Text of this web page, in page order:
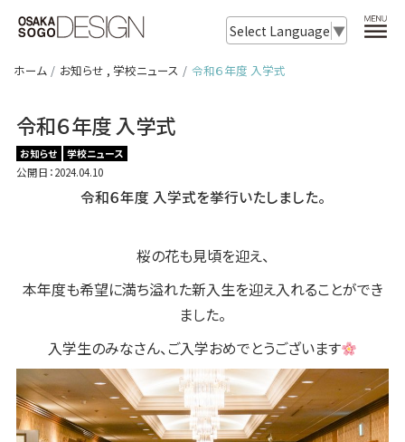
Select Language ▼
ホーム お知らせ , 学校ニュース 令和６年度 入学式
令和６年度 入学式
お知らせ 学校ニュース
公開日：2024.04.10
令和６年度 入学式を挙行いたしました。
桜の花も見頃を迎え、
本年度も希望に満ち溢れた新入生を迎え入れることができ
ました。
入学生のみなさん、ご入学おめでとうございます